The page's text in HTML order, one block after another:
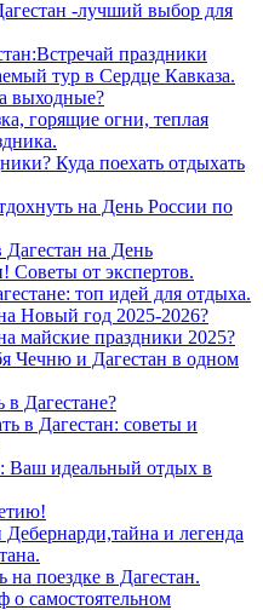
-лучший выбор для
праздники
тур в Сердце Кавказа.
выходные?
горящие огни, теплая
Куда поехать отдыхать
на День России по
на День
Советы от экспертов.
топ идей для отдыха.
Новый год 2025-2026?
майские праздники 2025?
Чечню и Дагестан в одном
в Дагестане?
в Дагестан: советы и
Ваш идеальный отдых в
и легенда
на поездке в Дагестан.
о самостоятельном